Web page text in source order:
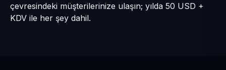
çevresindeki müşterilerinize ulaşın; yılda 50 USD +
KDV ile her şey dahil.